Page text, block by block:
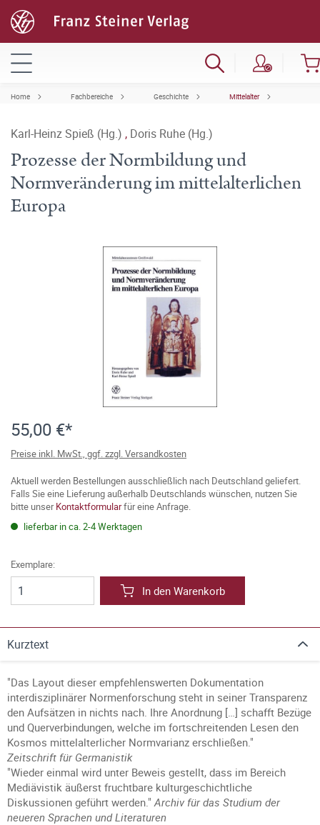
Home Fachbereiche Geschichte Mittelalter
Karl-Heinz Spieß (Hg.) , Doris Ruhe (Hg.)
Prozesse der Normbildung und
Normveränderung im mittelalterlichen
Europa
55,00 €*
Preise inkl. MwSt., ggf. zzgl. Versandkosten
Aktuell werden Bestellungen ausschließlich nach Deutschland geliefert.
Falls Sie eine Lieferung außerhalb Deutschlands wünschen, nutzen Sie
bitte unserKontaktformularfür eine Anfrage.
lieferbar in ca. 2-4 Werktagen
Exemplare:
In den Warenkorb
Kurztext
"Das Layout dieser empfehlenswerten Dokumentation
interdisziplinärer Normenforschung steht in seiner Transparenz
den Aufsätzen in nichts nach. Ihre Anordnung […] schafft Bezüge
und Querverbindungen, welche im fortschreitenden Lesen den
Kosmos mittelalterlicher Normvarianz erschließen."
Zeitschrift für Germanistik
"Wieder einmal wird unter Beweis gestellt, dass im Bereich
Mediävistik äußerst fruchtbare kulturgeschichtliche
Diskussionen geführt werden."Archiv für das Studium der
neueren Sprachen und Literaturen